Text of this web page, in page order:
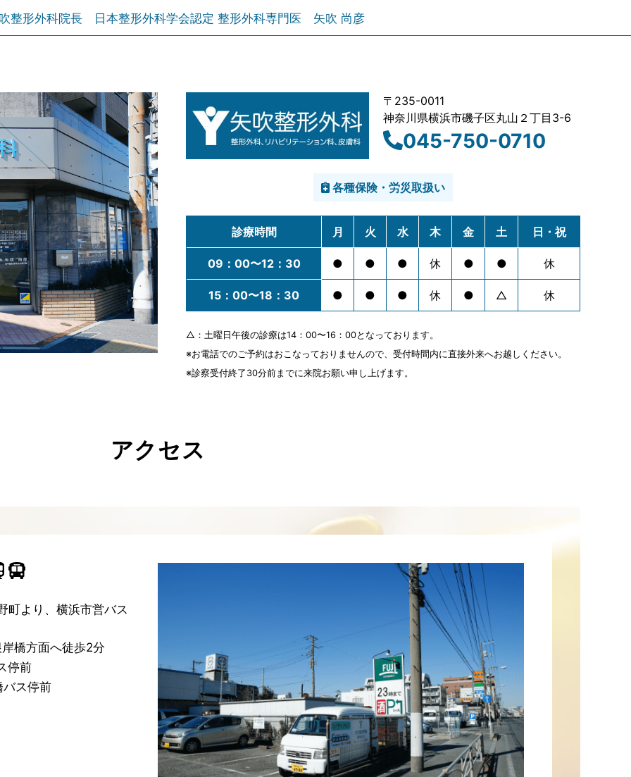
整形外科院長 日本整形外科学会認定 整形外科専門医 矢吹 尚彦
〒235-0011
神奈川県横浜市磯子区丸山２丁目3-6
045-750-0710
各種保険・労災取扱い
診療時間 月 火 水 木 金 土 日・祝
09：00〜12：30 ● ● ● 休 ● ● 休
15：00〜18：30 ● ● ● 休 ● △ 休
△：土曜日午後の診療は14：00〜16：00となっております。
※お電話でのご予約はおこなっておりませんので、受付時間内に直接外来へお越しください。
※診察受付終了30分前までに来院お願い申し上げます。
アクセス
より、横浜市営バス
橋方面へ徒歩2分
停前
ス停前